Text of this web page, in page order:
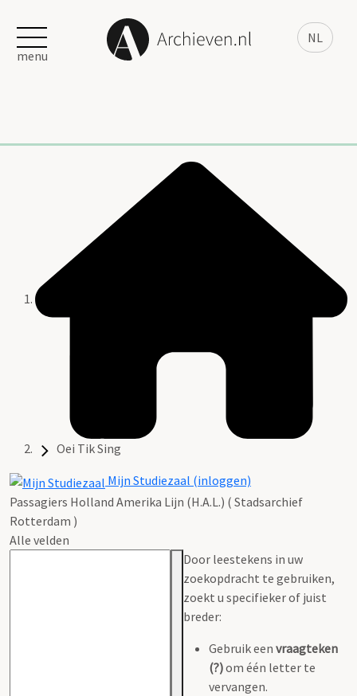
NL
menu
Oei Tik Sing
Mijn Studiezaal (inloggen)
Passagiers Holland Amerika Lijn (H.A.L.) ( Stadsarchief
Rotterdam )
Alle velden
Door leestekens in uw
zoekopdracht te gebruiken,
zoekt u specifieker of juist
breder:
Gebruik een vraagteken
(?)om één letter te
vervangen.